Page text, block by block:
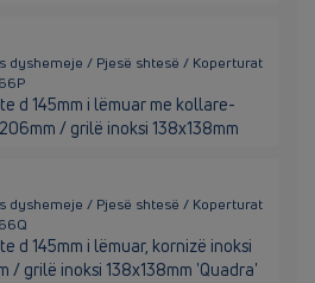
dyshemeje / Pjesë shtesë / Koperturat
d 145mm i lëmuar me kollare-
/ grilë inoksi 138x138mm
dyshemeje / Pjesë shtesë / Koperturat
d 145mm i lëmuar, kornizë inoksi
/ grilë inoksi 138x138mm 'Quadra'